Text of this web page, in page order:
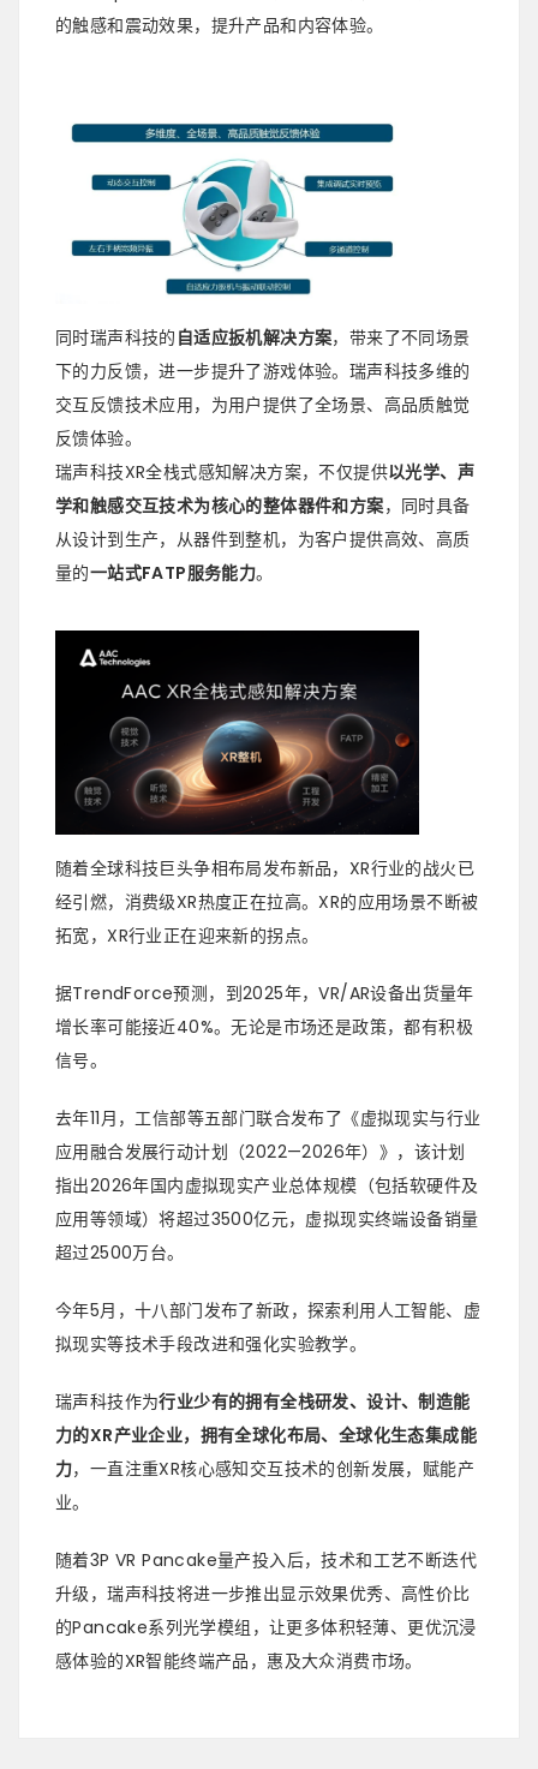
的触感和震动效果，提升产品和内容体验。
同时瑞声科技的 自适应扳机解决方案，带来了不同场景
下的力反馈，进一步提升了游戏体验。瑞声科技多维的
交互反馈技术应用，为用户提供了全场景、高品质触觉
反馈体验。
瑞声科技XR全栈式感知解决方案，不仅提供以光学、声
学和触感交互技术为核心的整体器件和方案，同时具备
从设计到生产，从器件到整机，为客户提供高效、高质
量的一站式FATP服务能力。
随着全球科技巨头争相布局发布新品，XR行业的战火已
经引燃，消费级XR热度正在拉高。XR的应用场景不断被
拓宽，XR行业正在迎来新的拐点。
据TrendForce预测，到2025年，VR/AR设备出货量年
增长率可能接近40%。无论是市场还是政策，都有积极
信号。
去年11月，工信部等五部门联合发布了《虚拟现实与行业
应用融合发展行动计划（2022—2026年）》，该计划
指出2026年国内虚拟现实产业总体规模（包括软硬件及
应用等领域）将超过3500亿元，虚拟现实终端设备销量
超过2500万台。
今年5月，十八部门发布了新政，探索利用人工智能、虚
拟现实等技术手段改进和强化实验教学。
瑞声科技作为行业少有的拥有全栈研发、设计、制造能
力的XR产业企业，拥有全球化布局、全球化生态集成能
力，一直注重XR核心感知交互技术的创新发展，赋能产
业。
随着3P VR Pancake量产投入后，技术和工艺不断迭代
升级，瑞声科技将进一步推出显示效果优秀、高性价比
的Pancake系列光学模组，让更多体积轻薄、更优沉浸
感体验的XR智能终端产品，惠及大众消费市场。